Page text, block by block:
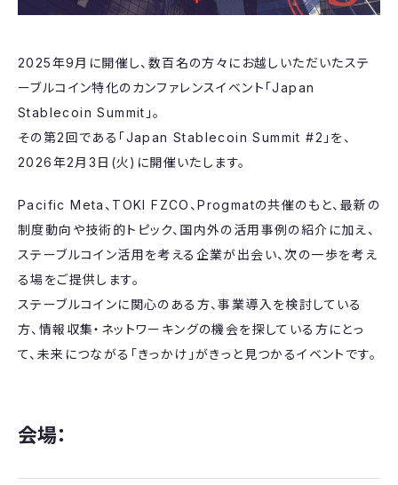
2025年9月に開催し、数百名の方々にお越しいただいたステ
ーブルコイン特化のカンファレンスイベント「Japan
Stablecoin Summit」。
その第2回である「Japan Stablecoin Summit #2」を、
2026年2月3日(火)に開催いたします。
Pacific Meta、TOKI FZCO、Progmatの共催のもと、最新の
制度動向や技術的トピック、国内外の活用事例の紹介に加え、
ステーブルコイン活用を考える企業が出会い、次の一歩を考え
る場をご提供します。
ステーブルコインに関心のある方、事業導入を検討している
方、情報収集・ネットワーキングの機会を探している方にとっ
て、未来につながる「きっかけ」がきっと見つかるイベントです。
​会場：